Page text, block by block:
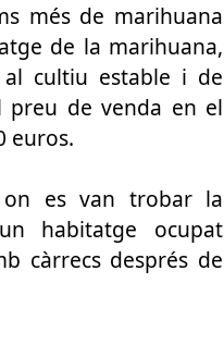
més de marihuana
de la marihuana,
cultiu estable i de
preu de venda en el
euros.
on es van trobar la
habitatge ocupat
càrrecs després de